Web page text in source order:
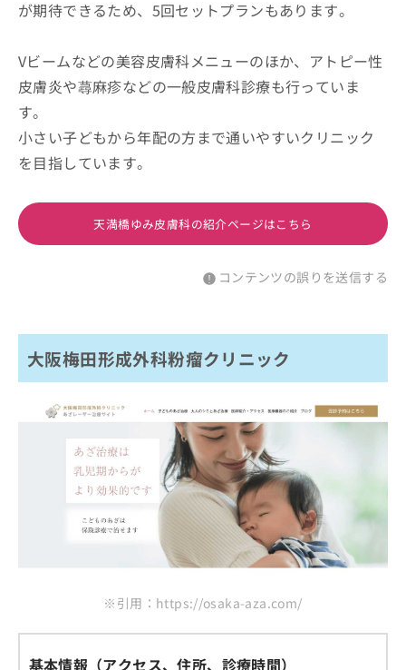
が期待できるため、5回セットプランもあります。
Vビームなどの美容皮膚科メニューのほか、アトピー性
皮膚炎や蕁麻疹などの一般皮膚科診療も行っていま
す。
小さい子どもから年配の方まで通いやすいクリニック
を目指しています。
天満橋ゆみ皮膚科の紹介ページはこちら
コンテンツの誤りを送信する
大阪梅田形成外科粉瘤クリニック
※引用：https://osaka-aza.com/
基本情報（アクセス、住所、診療時間）